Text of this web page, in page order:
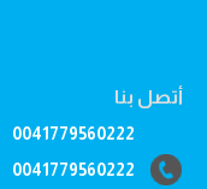
أتصل بنا
0041779560222
0041779560222